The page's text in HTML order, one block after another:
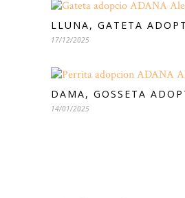
LLUNA, GATETA
17/12/2025
DAMA, GOSSETA
14/01/2025